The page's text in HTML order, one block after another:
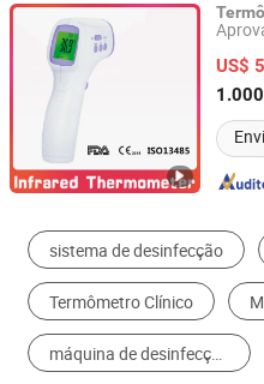
US$
Ningbo Ranor Medical
Zhejiang, China
Termômetro e Higrômetro
Instrumento de Medição da Temperatura Corporal
Equipamento Médico de Diagnóstico